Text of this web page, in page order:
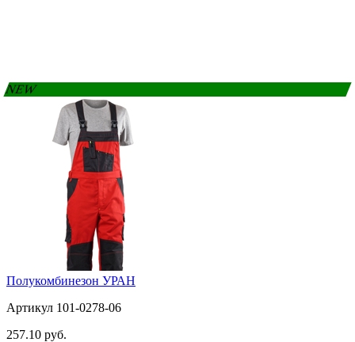
NEW
Полукомбинезон УРАН
Артикул 101-0278-06
257.10 руб.